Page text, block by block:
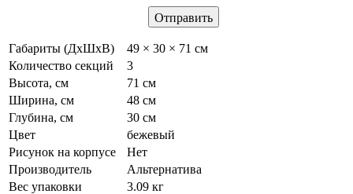
Габариты (ДхШхВ)
49 × 30 × 71 см
Количество секций
3
Высота, см
71 см
Ширина, см
48 см
Глубина, см
30 см
Цвет
бежевый
Рисунок на корпусе
Нет
Производитель
Альтернатива
Вес упаковки
3.09 кг